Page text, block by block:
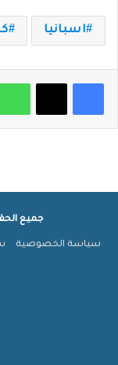
اسبانيا
فيسبوك‫X
جميع الحقوق
سياسة الخصوصية